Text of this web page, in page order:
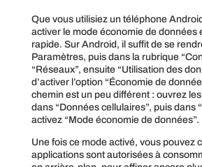
Que vous utilisiez un téléphone
activer le mode économie de données
rapide. Sur Android, il suffit de se
Paramètres, puis dans la rubrique
“Réseaux”, ensuite “Utilisation des
d’activer l’option “Économie de
chemin est un peu différent : ouvrez
dans “Données cellulaires”, puis dans
activez “Mode économie de données”.
Une fois ce mode activé, vous pouvez
applications sont autorisées à